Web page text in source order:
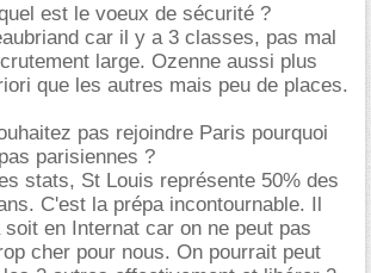
est le voeux de sécurité ?
car il y a 3 classes, pas mal
large. Ozenne aussi plus
que les autres mais peu de places.
pas rejoindre Paris pourquoi
parisiennes ?
stats, St Louis représente 50% des
C'est la prépa incontournable. Il
en Internat car on ne peut pas
cher pour nous. On pourrait peut